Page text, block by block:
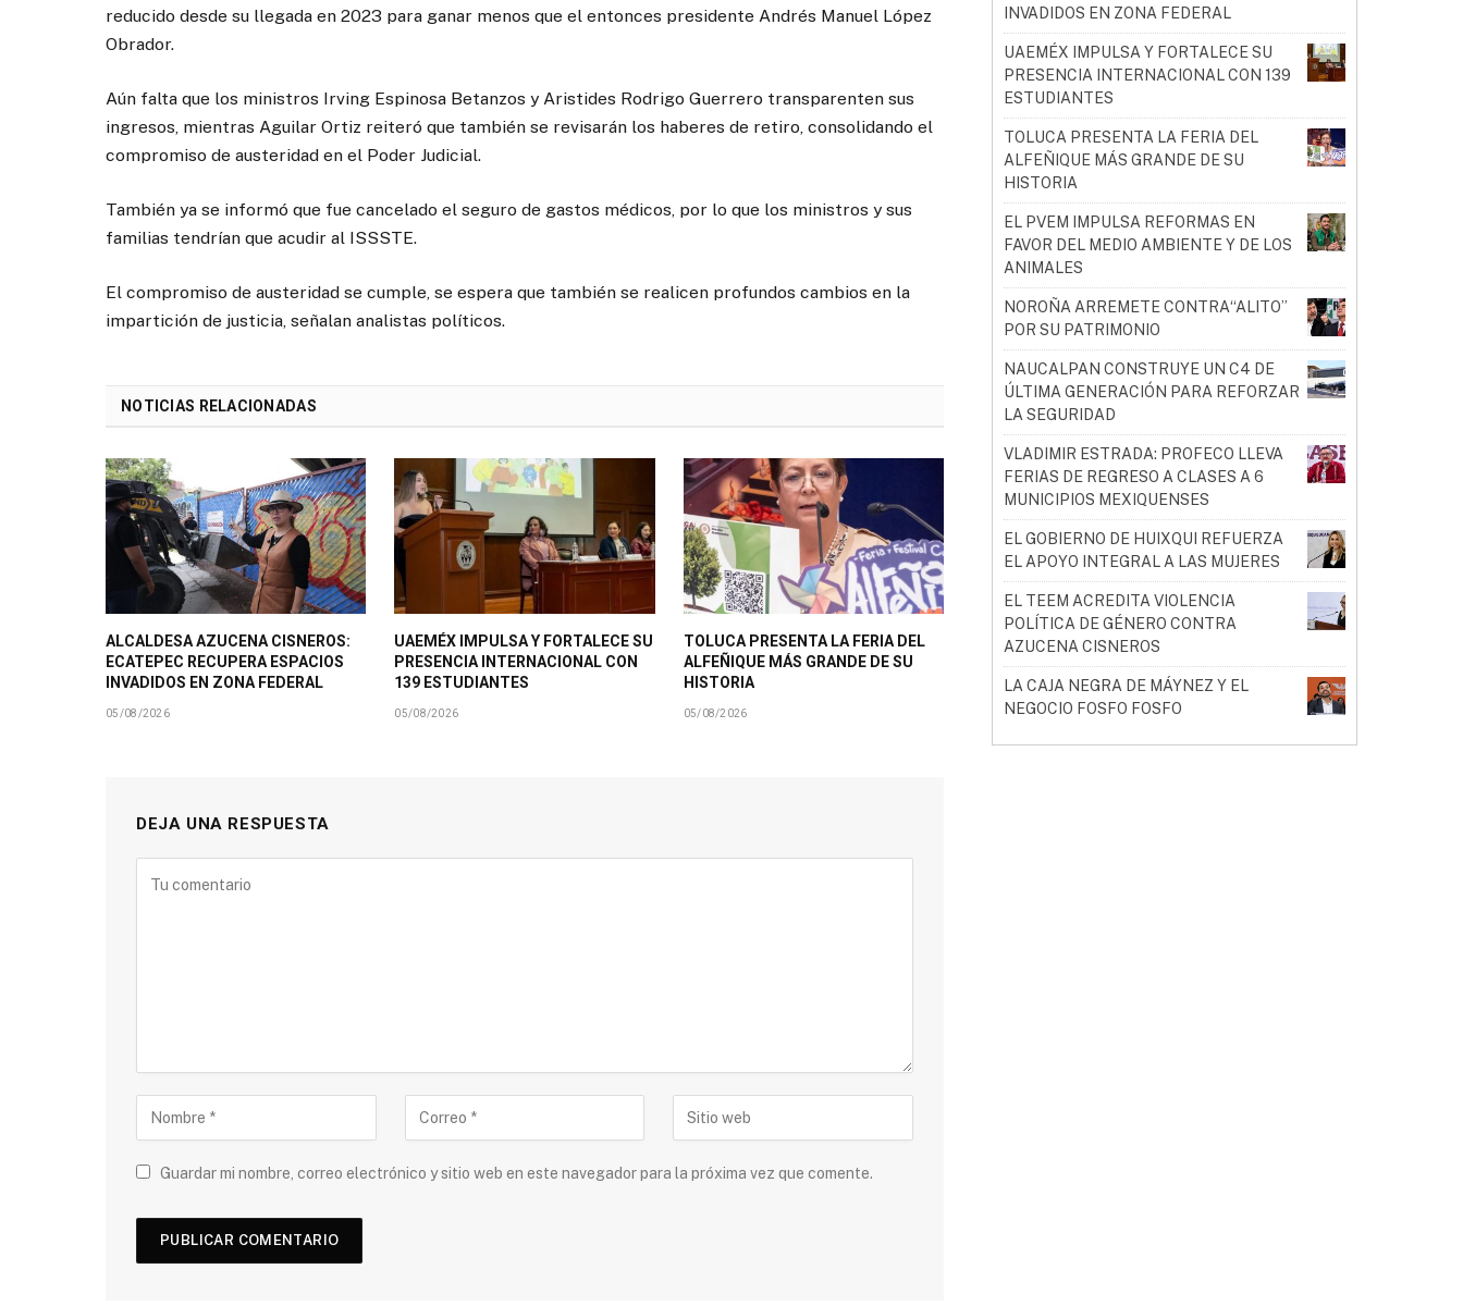
reducido desde su llegada en 2023 para ganar menos que el entonces presidente Andrés Manuel López
Obrador.
Aún falta que los ministros Irving Espinosa Betanzos y Aristides Rodrigo Guerrero transparenten sus
ingresos, mientras Aguilar Ortiz reiteró que también se revisarán los haberes de retiro, consolidando el
compromiso de austeridad en el Poder Judicial.
También ya se informó que fue cancelado el seguro de gastos médicos, por lo que los ministros y sus
familias tendrían que acudir al ISSSTE.
El compromiso de austeridad se cumple, se espera que también se realicen profundos cambios en la
impartición de justicia, señalan analistas políticos.
NOTICIAS RELACIONADAS
ALCALDESA AZUCENA CISNEROS:
ECATEPEC RECUPERA ESPACIOS
INVADIDOS EN ZONA FEDERAL
05/08/2026
UAEMÉX IMPULSA Y FORTALECE SU
PRESENCIA INTERNACIONAL CON
139 ESTUDIANTES
05/08/2026
TOLUCA PRESENTA LA FERIA DEL
ALFEÑIQUE MÁS GRANDE DE SU
HISTORIA
05/08/2026
DEJA UNA RESPUESTA
Guardar mi nombre, correo electrónico y sitio web en este navegador para la próxima vez que comente.
INVADIDOS EN ZONA FEDERAL
UAEMÉX IMPULSA Y FORTALECE SU
PRESENCIA INTERNACIONAL CON 139
ESTUDIANTES
TOLUCA PRESENTA LA FERIA DEL
ALFEÑIQUE MÁS GRANDE DE SU
HISTORIA
EL PVEM IMPULSA REFORMAS EN
FAVOR DEL MEDIO AMBIENTE Y DE LOS
ANIMALES
NOROÑA ARREMETE CONTRA“ALITO”
POR SU PATRIMONIO
NAUCALPAN CONSTRUYE UN C4 DE
ÚLTIMA GENERACIÓN PARA REFORZAR
LA SEGURIDAD
VLADIMIR ESTRADA: PROFECO LLEVA
FERIAS DE REGRESO A CLASES A 6
MUNICIPIOS MEXIQUENSES
EL GOBIERNO DE HUIXQUI REFUERZA
EL APOYO INTEGRAL A LAS MUJERES
EL TEEM ACREDITA VIOLENCIA
POLÍTICA DE GÉNERO CONTRA
AZUCENA CISNEROS
LA CAJA NEGRA DE MÁYNEZ Y EL
NEGOCIO FOSFO FOSFO